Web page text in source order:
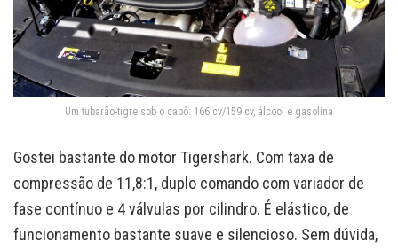
Um tubarão-tigre sob o capô: 166 cv/159 cv, álcool e gasolina
Gostei bastante do motor Tigershark. Com taxa de
compressão de 11,8:1, duplo comando com variador de
fase contínuo e 4 válvulas por cilindro. É elástico, de
funcionamento bastante suave e silencioso. Sem dúvida,